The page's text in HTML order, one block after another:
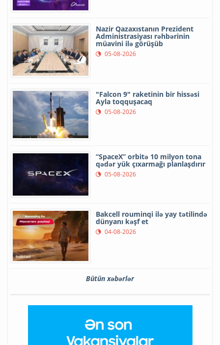
Nazir Qazaxıstanın Prezident
Administrasiyası rəhbərinin
müavini ilə görüşüb
05-08-2026
"Falcon 9" raketinin bir hissəsi
Ayla toqquşacaq
05-08-2026
“SpaceX” orbitə 10 milyon tona
qədər yük çıxarmağı planlaşdırır
05-08-2026
Bakcell rouminqi ilə yay tətilində
dünyanı kəşf et
04-08-2026
Bütün xəbərlər